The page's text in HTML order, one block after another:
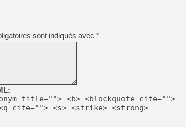
sont indiqués avec *
title=""> <b> <blockquote cite="">
cite=""> <s> <strike> <strong>